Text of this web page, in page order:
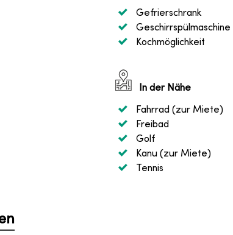
Gefrierschrank
Geschirrspülmaschine
Kochmöglichkeit
In der Nähe
Fahrrad (zur Miete)
Freibad
Golf
Kanu (zur Miete)
Tennis